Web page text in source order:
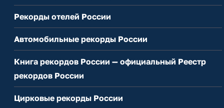
Рекорды отелей России
Автомобильные рекорды России
Книга рекордов России — официальный Реестр
рекордов России
Цирковые рекорды России